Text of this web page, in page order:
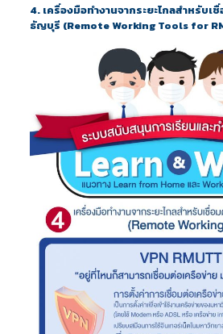
4. เครื่องมือทำงานจากระยะไกลสำหรับเ
ธัญบุรี (Remote Working Tools for